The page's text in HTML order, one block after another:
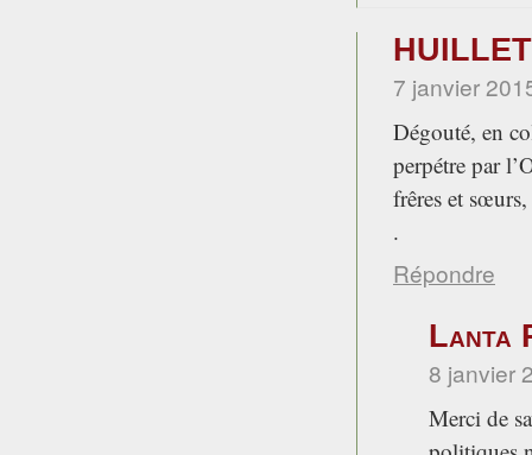
HUILLET
7 janvier
Dégouté, en
perpétre par
frêres et
.
Répondre
Lanta
8 janvier
Merci de